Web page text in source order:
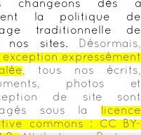
changeons dès à
la politique de
traditionnelle de
nos sites.
Désormais,
exception expressément
, tous nos écrits,
photos et
de site sont
sous la
licence
commons :
CC BY-